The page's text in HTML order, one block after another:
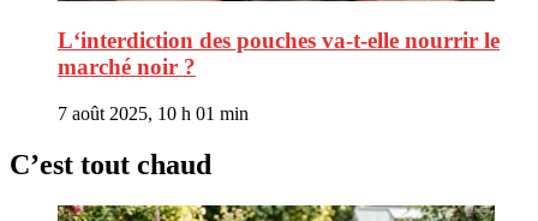
L‘interdiction des pouches va-t-elle nourrir le
marché noir ?
7 août 2025, 10 h 01 min
C’est tout chaud